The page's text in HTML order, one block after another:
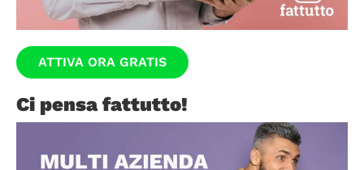
ATTIVA ORA GRATIS
Ci pensa fattutto!